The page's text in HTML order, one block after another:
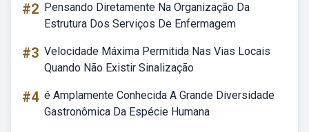
#2 Pensando Diretamente Na Organização Da
Estrutura Dos Serviços De Enfermagem
#3 Velocidade Máxima Permitida Nas Vias Locais
Quando Não Existir Sinalização
#4 é Amplamente Conhecida A Grande Diversidade
Gastronômica Da Espécie Humana